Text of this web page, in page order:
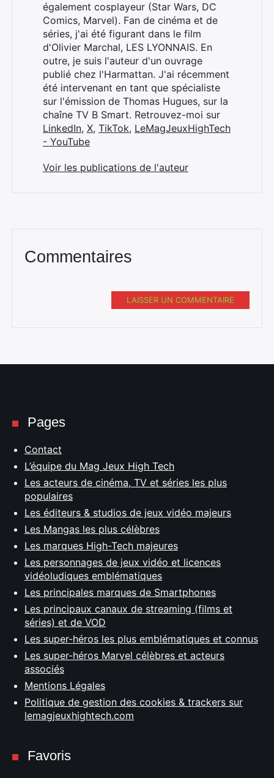
également cosplayeur (Star Wars, DC
Comics, Marvel). Fan de cinéma et de
séries, j'ai été figurant dans le film
d'Olivier Marchal, LES LYONNAIS. En
outre, je suis l'auteur d'un ouvrage
publié chez l'Harmattan. J'ai récemment
été intervenant en tant que spécialiste
sur l'émission de Thomas Hugues, sur la
chaîne TV B Smart. Retrouvez-moi sur
LinkedIn, X, TikTok, LeMagJeuxHighTech
- YouTube
Voir les publications de l'auteur
Commentaires
LAISSER UN COMMENTAIRE
Pages
Contact
L’équipe du Mag Jeux High Tech
Les acteurs de cinéma, TV et séries les plus
populaires
Les éditeurs & studios de jeux vidéo majeurs
Les Mangas les plus célèbres
Les marques High-Tech majeures
Les personnages de jeux vidéo et licences
vidéoludiques emblématiques
Les principales marques de Smartphones
Les principaux canaux de streaming (films et
séries) et de VOD
Les super-héros les plus emblématiques et connus
Les super-héros Marvel célèbres et acteurs
associés
Mentions Légales
Politique de gestion des cookies & trackers sur
lemagjeuxhightech.com
Favoris